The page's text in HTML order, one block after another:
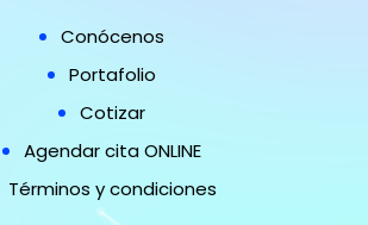
Conócenos
Portafolio
Cotizar
Agendar cita ONLINE
Términos y condiciones